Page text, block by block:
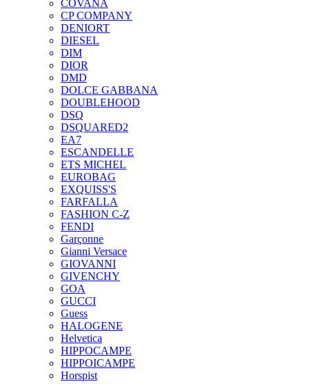
COVANA
CP COMPANY
DENIORT
DIESEL
DIM
DIOR
DMD
DOLCE GABBANA
DOUBLEHOOD
DSQ
DSQUARED2
EA7
ESCANDELLE
ETS MICHEL
EUROBAG
EXQUISS'S
FARFALLA
FASHION C-Z
FENDI
Garçonne
Gianni Versace
GIOVANNI
GIVENCHY
GOA
GUCCI
Guess
HALOGENE
Helvetica
HIPPOCAMPE
HIPPOICAMPE
Horspist